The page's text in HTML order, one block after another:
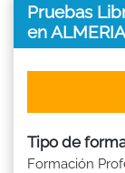
Pruebas
en ALMERIA
Tipo de
Formación